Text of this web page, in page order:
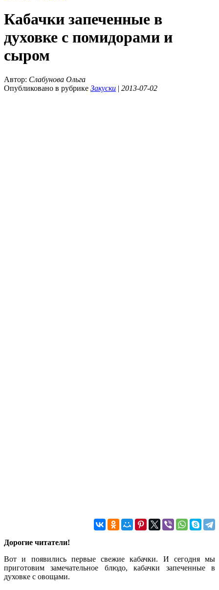
Кабачки запеченные в
духовке с помидорами и
сыром
Автор: Слабунова Ольга
Опубликовано в рубрике Закуски | 2013-07-02
Дорогие читатели!
Вот и появились первые свежие кабачки. И сегодня мы
приготовим замечательное блюдо, кабачки запеченные в
духовке с овощами.